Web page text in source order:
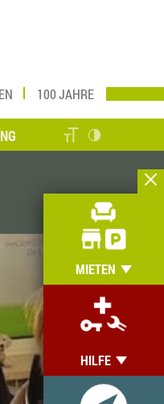
MIETEN
HILFE
100 JAHRE
UND MEIN ZUHAUSE